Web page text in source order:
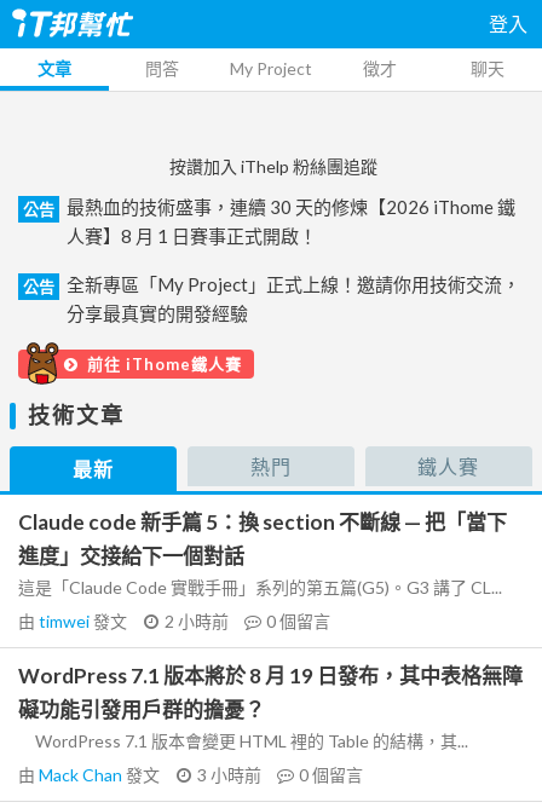
登入
文章 問答 My Project 徵才 聊天
按讚加入 iThelp 粉絲團追蹤
公告
最熱血的技術盛事，連續 30 天的修煉【2026 iThome 鐵
人賽】8 月 1 日賽事正式開啟！
公告
全新專區「My Project」正式上線！邀請你用技術交流，
分享最真實的開發經驗
前往 iThome鐵人賽
技術文章
最新 熱門 鐵人賽
Claude code 新手篇 5：換 section 不斷線 — 把「當下
進度」交接給下一個對話
這是「Claude Code 實戰手冊」系列的第五篇(G5)。G3 講了 CL...
由 timwei發文 2 小時前 0個留言
WordPress 7.1 版本將於 8 月 19 日發布，其中表格無障
礙功能引發用戶群的擔憂？
WordPress 7.1 版本會變更 HTML 裡的 Table 的結構，其...
由 Mack Chan 發文 3 小時前 0個留言